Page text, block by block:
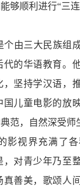
够顺利进行“三
个由三大民族组
的华语教育。
坚持学汉语，
国儿童电影的放
范，自然深受师
影视界充满了
对青少年乃至
真善美，歌颂人